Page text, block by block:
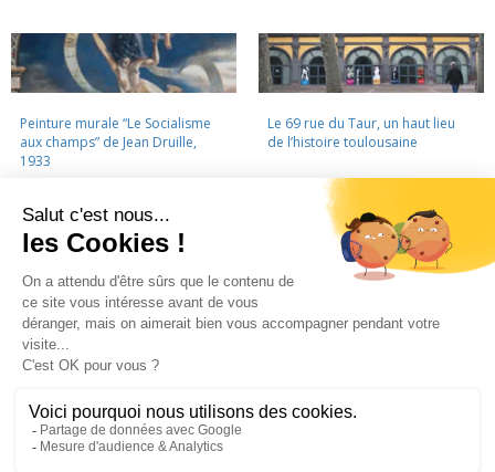
Peinture murale “Le Socialisme
aux champs” de Jean Druille,
1933
Le 69 rue du Taur, un haut lieu
de l’histoire toulousaine
LA CINÉMATHÈQUE · CONTACTS · LETTRE D'INFORMATION ·
MENTIONS LÉGALES
La Cinémathèque de Toulouse